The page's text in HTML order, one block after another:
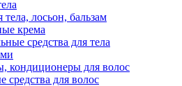
лосьон, бальзам
крема
средства для тела
кондиционеры для волос
средства для волос